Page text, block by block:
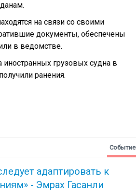
на связи со своими
документы, обеспечены
в ведомстве.
иностранных грузовых судна в
ранения.
адаптировать к
- Эмрах Гасанли
Событие